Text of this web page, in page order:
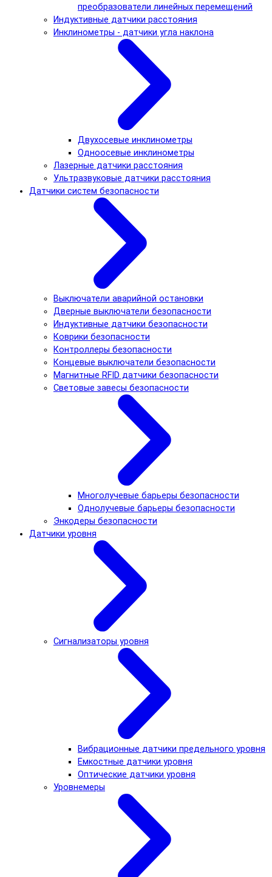
преобразователи линейных перемещений
Индуктивные датчики расстояния
Инклинометры - датчики угла наклона
Двухосевые инклинометры
Одноосевые инклинометры
Лазерные датчики расстояния
Ультразвуковые датчики расстояния
Датчики систем безопасности
Выключатели аварийной остановки
Дверные выключатели безопасности
Индуктивные датчики безопасности
Коврики безопасности
Контроллеры безопасности
Концевые выключатели безопасности
Магнитные RFID датчики безопасности
Световые завесы безопасности
Многолучевые барьеры безопасности
Однолучевые барьеры безопасности
Энкодеры безопасности
Датчики уровня
Сигнализаторы уровня
Вибрационные датчики предельного уровня
Емкостные датчики уровня
Оптические датчики уровня
Уровнемеры